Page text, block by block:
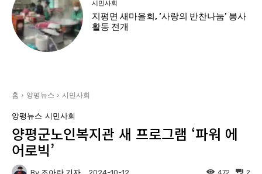
시민사회
지평면 새마을회, ‘사랑의 반찬나눔’ 봉사
활동 전개